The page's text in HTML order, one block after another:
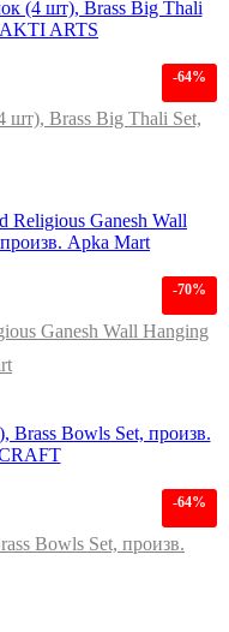
-64%
шт), Brass Big Thali Set,
-70%
Ganesh Wall Hanging
-64%
Bowls Set, произв.